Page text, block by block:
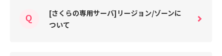
[さくらの専用サーバ]リージョン/ゾーンに
ついて